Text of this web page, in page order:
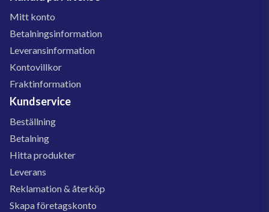
Mitt konto
Betalningsinformation
Leveransinformation
Kontovillkor
Fraktinformation
Kundservice
Beställning
Betalning
Hitta produkter
Leverans
Reklamation & återköp
Skapa företagskonto